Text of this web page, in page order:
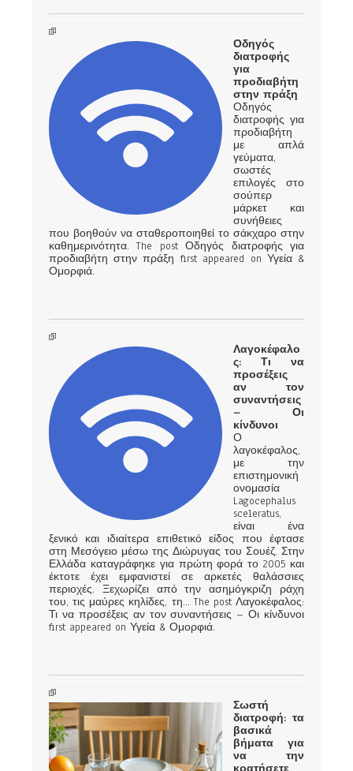
Οδηγός
διατροφής
για
προδιαβήτη
στην πράξη
Οδηγός
διατροφής για
προδιαβήτη
με απλά
γεύματα,
σωστές
επιλογές στο
σούπερ
μάρκετ και
συνήθειες
που βοηθούν να σταθεροποιηθεί το σάκχαρο στην
καθημερινότητα. The post Οδηγός διατροφής για
προδιαβήτη στην πράξη first appeared on Υγεία &
Ομορφιά.
Λαγοκέφαλο
ς: Τι να
προσέξεις
αν τον
συναντήσεις
– Οι
κίνδυνοι
Ο
λαγοκέφαλος,
με την
επιστημονική
ονομασία
Lagocephalus
sceleratus,
είναι ένα
ξενικό και ιδιαίτερα επιθετικό είδος που έφτασε
στη Μεσόγειο μέσω της Διώρυγας του Σουέζ. Στην
Ελλάδα καταγράφηκε για πρώτη φορά το 2005 και
έκτοτε έχει εμφανιστεί σε αρκετές θαλάσσιες
περιοχές. Ξεχωρίζει από την ασημόγκριζη ράχη
του, τις μαύρες κηλίδες, τη... The post Λαγοκέφαλος:
Τι να προσέξεις αν τον συναντήσεις – Οι κίνδυνοι
first appeared on Υγεία & Ομορφιά.
Σωστή
διατροφή: τα
βασικά
βήματα για
να την